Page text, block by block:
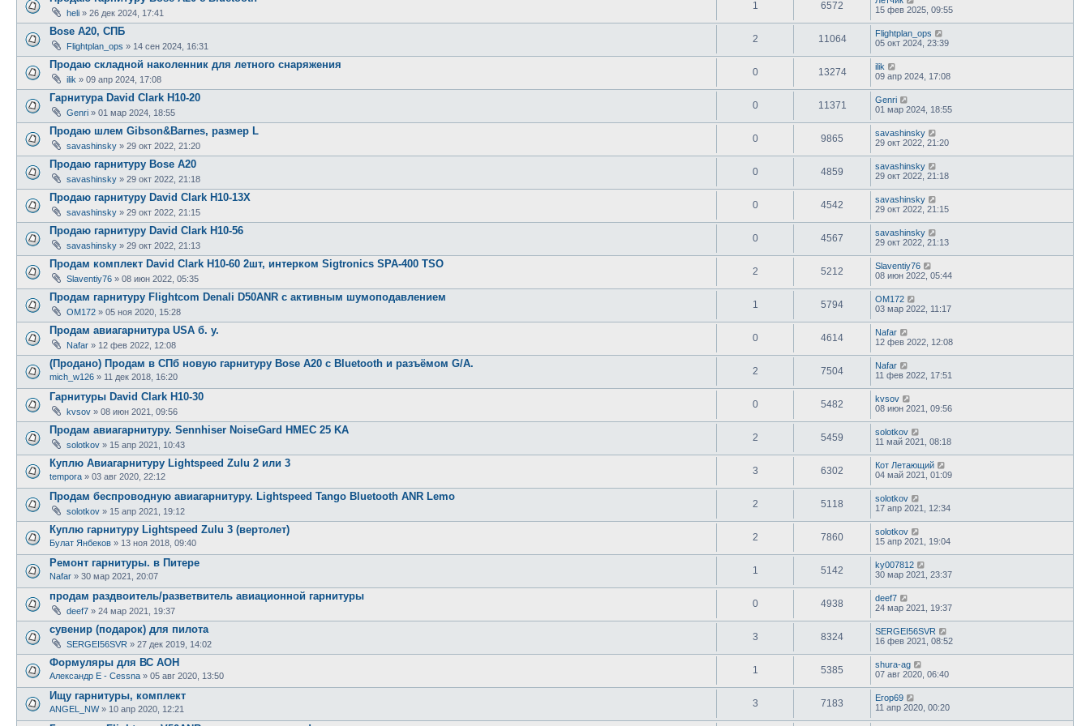
heli » 26 дек 2024, 17:41
1 6572
15 фев 2025, 09:55
Bose A20, СПБ
Flightplan_ops » 14 сен 2024, 16:31
2 11064
Flightplan_ops
05 окт 2024, 23:39
Продаю складной наколенник для летного снаряжения
ilik » 09 апр 2024, 17:08
0 13274
ilik
09 апр 2024, 17:08
Гарнитура David Clark H10-20
Genri » 01 мар 2024, 18:55
0 11371
Genri
01 мар 2024, 18:55
Продаю шлем Gibson&Barnes, размер L
savashinsky » 29 окт 2022, 21:20
0 9865
savashinsky
29 окт 2022, 21:20
Продаю гарнитуру Bose A20
savashinsky » 29 окт 2022, 21:18
0 4859
savashinsky
29 окт 2022, 21:18
Продаю гарнитуру David Clark H10-13X
savashinsky » 29 окт 2022, 21:15
0 4542
savashinsky
29 окт 2022, 21:15
Продаю гарнитуру David Clark H10-56
savashinsky » 29 окт 2022, 21:13
0 4567
savashinsky
29 окт 2022, 21:13
Продам комплект David Clark H10-60 2шт, интерком Sigtronics SPA-400 TSO
Slaventiy76 » 08 июн 2022, 05:35
2 5212
Slaventiy76
08 июн 2022, 05:44
Продам гарнитуру Flightcom Denali D50ANR с активным шумоподавлением
OM172 » 05 ноя 2020, 15:28
1 5794
OM172
03 мар 2022, 11:17
Продам авиагарнитура USA б. у.
Nafar » 12 фев 2022, 12:08
0 4614
Nafar
12 фев 2022, 12:08
(Продано) Продам в СПб новую гарнитуру Bose A20 с Bluetooth и разъёмом G/A.
mich_w126 » 11 дек 2018, 16:20
2 7504
Nafar
11 фев 2022, 17:51
Гарнитуры David Clark H10-30
kvsov » 08 июн 2021, 09:56
0 5482
kvsov
08 июн 2021, 09:56
Продам авиагарнитуру. Sennhiser NoiseGard HMEC 25 KA
solotkov » 15 апр 2021, 10:43
2 5459
solotkov
11 май 2021, 08:18
Куплю Авиагарнитуру Lightspeed Zulu 2 или 3
tempora » 03 авг 2020, 22:12
3 6302
Кот Летающий
04 май 2021, 01:09
Продам беспроводную авиагарнитуру. Lightspeed Tango Bluetooth ANR Lemo
solotkov » 15 апр 2021, 19:12
2 5118
solotkov
17 апр 2021, 12:34
Куплю гарнитуру Lightspeed Zulu 3 (вертолет)
Булат Янбеков » 13 ноя 2018, 09:40
2 7860
solotkov
15 апр 2021, 19:04
Ремонт гарнитуры. в Питере
Nafar » 30 мар 2021, 20:07
1 5142
ky007812
30 мар 2021, 23:37
продам раздвоитель/разветвитель авиационной гарнитуры
deef7 » 24 мар 2021, 19:37
0 4938
deef7
24 мар 2021, 19:37
сувенир (подарок) для пилота
SERGEI56SVR » 27 дек 2019, 14:02
3 8324
SERGEI56SVR
16 фев 2021, 08:52
Формуляры для ВС АОН
Александр E - Cessna » 05 авг 2020, 13:50
1 5385
shura-ag
07 авг 2020, 06:40
Ищу гарнитуры, комплект
ANGEL_NW» 10 апр 2020, 12:21
3 7183
Егор69
11 апр 2020, 00:20